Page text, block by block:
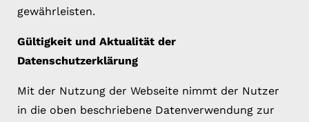
gewährleisten.
Gültigkeit und Aktualität der
Datenschutzerklärung
Mit der Nutzung der Webseite nimmt der Nutzer
in die oben beschriebene Datenverwendung zur